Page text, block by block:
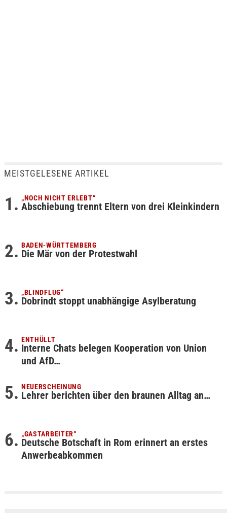
MEISTGELESENE ARTIKEL
„NOCH NICHT ERLEBT“
Abschiebung trennt Eltern von drei Kleinkindern
BADEN-WÜRTTEMBERG
Die Mär von der Protestwahl
„BLINDFLUG“
Dobrindt stoppt unabhängige Asylberatung
ENTHÜLLT
Interne Chats belegen Kooperation von Union
und AfD…
NEUERSCHEINUNG
Lehrer berichten über den braunen Alltag an…
„GASTARBEITER“
Deutsche Botschaft in Rom erinnert an erstes
Anwerbeabkommen